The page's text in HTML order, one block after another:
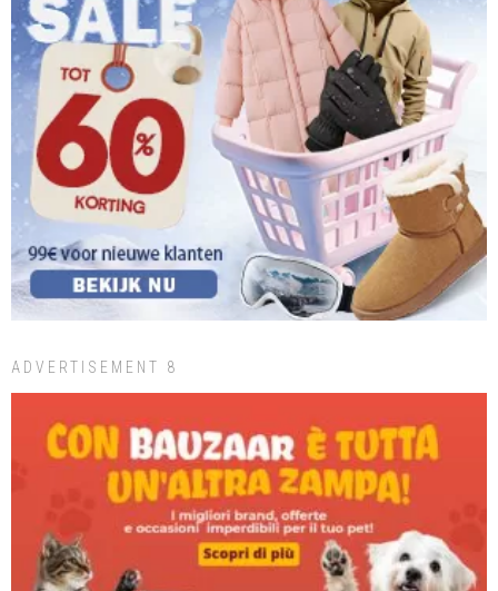
ADVERTISEMENT 8